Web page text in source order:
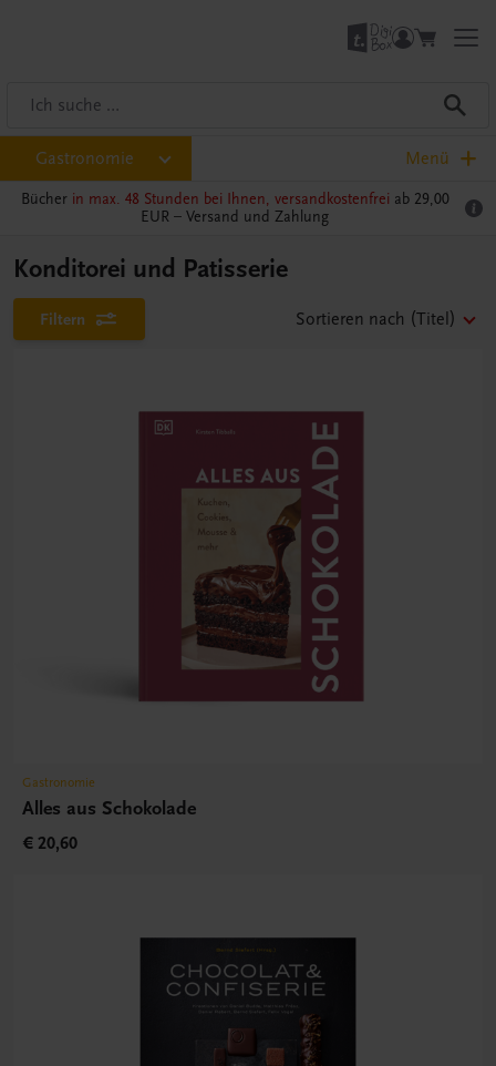
Gastronomie Menü
Bücher in max. 48 Stunden bei Ihnen, versandkostenfrei ab 29,00
EUR – Versand und Zahlung
Konditorei und Patisserie
Filtern Sortieren nach (Titel)
Gastronomie
Alles aus Schokolade
€ 20,60